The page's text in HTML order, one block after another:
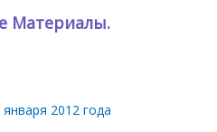
Материалы.
2012 года